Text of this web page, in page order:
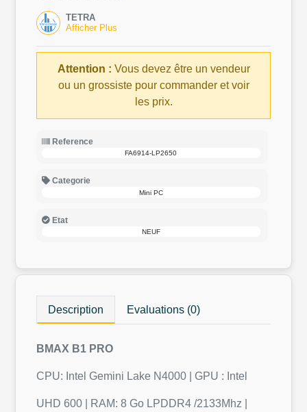
TETRA
Afficher Plus
Attention : Vous devez être un vendeur
ou un grossiste pour commander et voir
les prix.
Reference
FA6914-LP2650
Categorie
Mini PC
Etat
NEUF
Description Evaluations (0)
BMAX B1 PRO
CPU: Intel Gemini Lake N4000 | GPU : Intel
UHD 600 | RAM: 8 Go LPDDR4 /2133Mhz |